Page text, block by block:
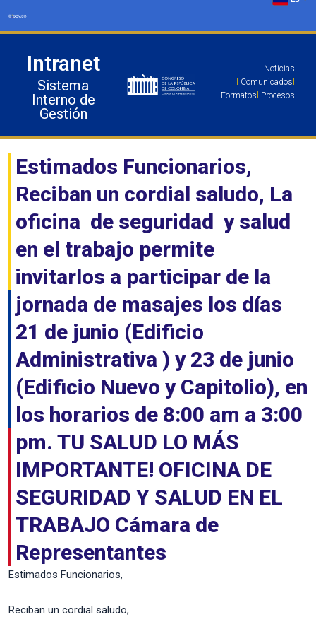
Intranet
Sistema
Interno de
Gestión
Noticias
Comunicados
Formatos Procesos
Estimados Funcionarios,
Reciban un cordial saludo, La
oficina de seguridad y salud
en el trabajo permite
invitarlos a participar de la
jornada de masajes los días
21 de junio (Edificio
Administrativa ) y 23 de junio
(Edificio Nuevo y Capitolio), en
los horarios de 8:00 am a 3:00
pm. TU SALUD LO MÁS
IMPORTANTE! OFICINA DE
SEGURIDAD Y SALUD EN EL
TRABAJO Cámara de
Representantes
Estimados Funcionarios,
Reciban un cordial saludo,